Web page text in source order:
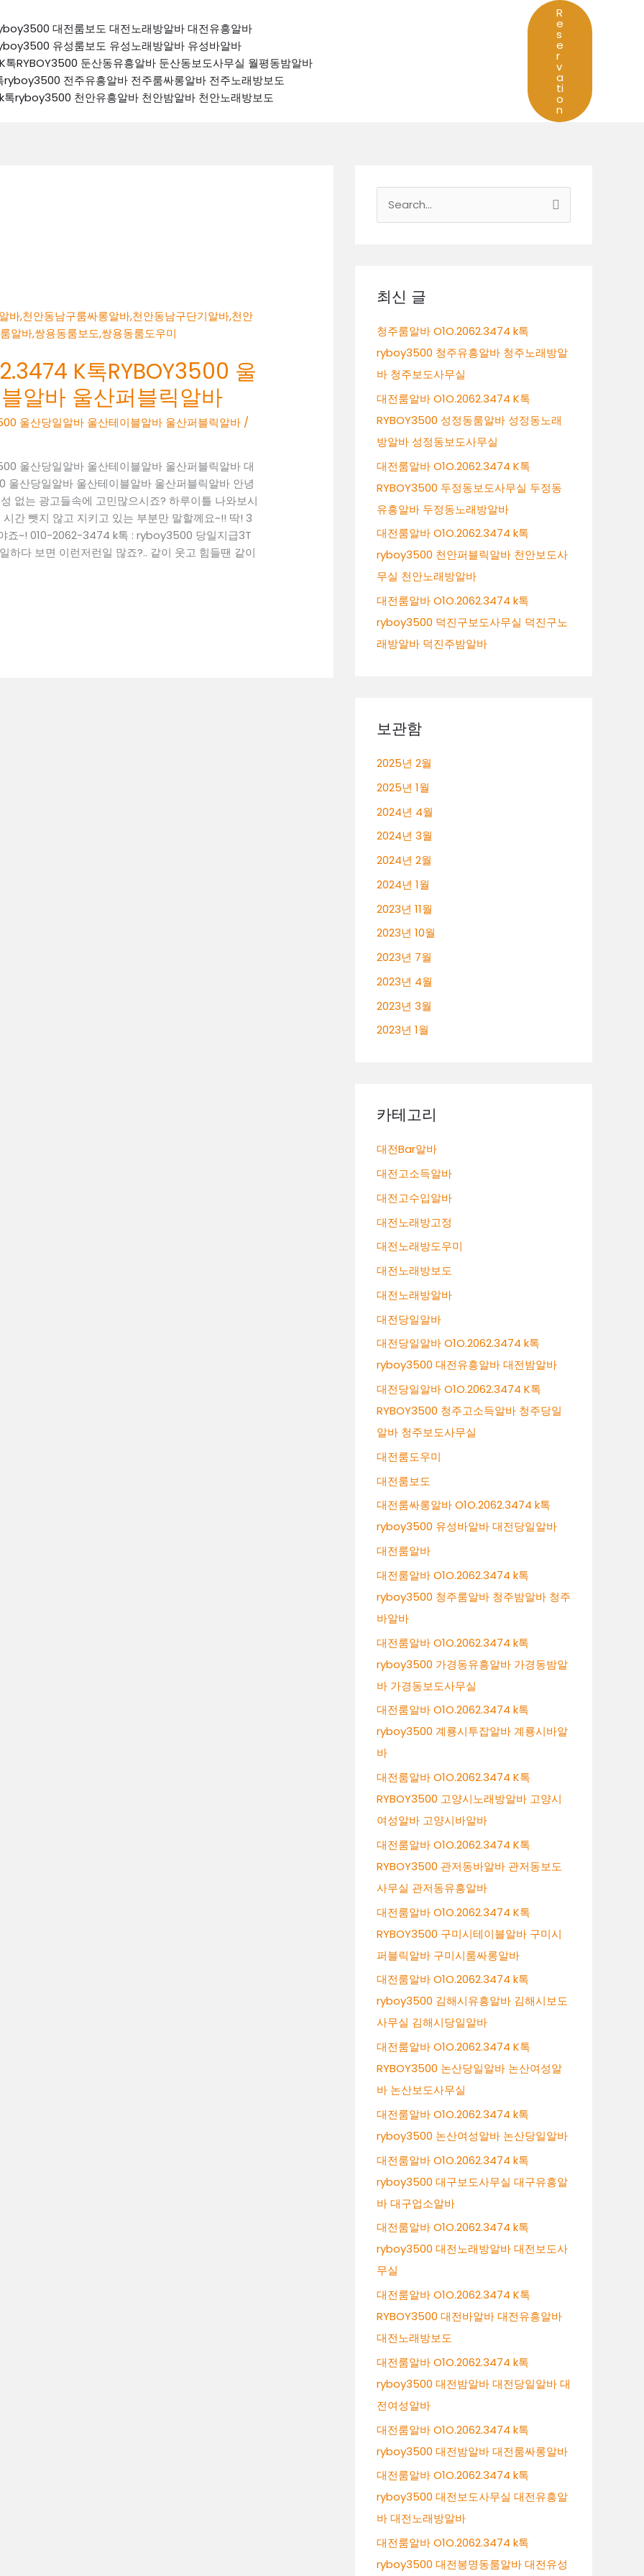
대전룸보도 대전노래방알바 대전유흥알바
유성룸보도 유성노래방알바 유성바알바
RYBOY3500 둔산동유흥알바 둔산동보도사무실 월평동밤알바
전주유흥알바 전주룸싸롱알바 전주노래방보도
ryboy3500 천안유흥알바 천안밤알바 천안노래방보도
R
e
s
e
r
v
a
ti
o
n
K톡RYBOY3500 울
알바 울산퍼블릭알바
울산당일알바 울산테이블알바 울산퍼블릭알바 /
울산당일알바 울산테이블알바 울산퍼블릭알바 대
울산당일알바 울산테이블알바 울산퍼블릭알바 안녕
없는 광고들속에 고민많으시죠? 하루이틀 나와보시
간 뺏지 않고 지키고 있는 부분만 말할께요~!! 딱! 3
죠~! 010-2062-3474 k톡 : ryboy3500 당일지급3T
하다 보면 이런저런일 많죠?.. 같이 웃고 힘들땐 같이
최신 글
청주룸알바 O1O.2062.3474 k톡
ryboy3500 청주유흥알바 청주노래방알
바 청주보도사무실
대전룸알바 O1O.2062.3474 K톡
RYBOY3500 성정동룸알바 성정동노래
방알바 성정동보도사무실
대전룸알바 O1O.2062.3474 K톡
RYBOY3500 두정동보도사무실 두정동
유흥알바 두정동노래방알바
대전룸알바 O1O.2062.3474 k톡
ryboy3500 천안퍼블릭알바 천안보도사
무실 천안노래방알바
대전룸알바 O1O.2062.3474 k톡
ryboy3500 덕진구보도사무실 덕진구노
래방알바 덕진주밤알바
보관함
2025년 2월
2025년 1월
2024년 4월
2024년 3월
2024년 2월
2024년 1월
2023년 11월
2023년 10월
2023년 7월
2023년 4월
2023년 3월
2023년 1월
카테고리
대전Bar알바
대전고소득알바
대전고수입알바
대전노래방고정
대전노래방도우미
대전노래방보도
대전노래방알바
대전당일알바
대전당일알바 O1O.2062.3474 k톡
ryboy3500 대전유흥알바 대전밤알바
대전당일알바 O1O.2062.3474 K톡
RYBOY3500 청주고소득알바 청주당일
알바 청주보도사무실
대전룸도우미
대전룸보도
대전룸싸롱알바 O1O.2062.3474 k톡
ryboy3500 유성바알바 대전당일알바
대전룸알바
대전룸알바 O1O.2062.3474 k톡
ryboy3500 청주룸알바 청주밤알바 청주
바알바
대전룸알바 O1O.2062.3474 k톡
ryboy3500 가경동유흥알바 가경동밤알
바 가경동보도사무실
대전룸알바 O1O.2062.3474 k톡
ryboy3500 계룡시투잡알바 계룡시바알
바
대전룸알바 O1O.2062.3474 K톡
RYBOY3500 고양시노래방알바 고양시
여성알바 고양시바알바
대전룸알바 O1O.2062.3474 K톡
RYBOY3500 관저동바알바 관저동보도
사무실 관저동유흥알바
대전룸알바 O1O.2062.3474 K톡
RYBOY3500 구미시테이블알바 구미시
퍼블릭알바 구미시룸싸롱알바
대전룸알바 O1O.2062.3474 k톡
ryboy3500 김해시유흥알바 김해시보도
사무실 김해시당일알바
대전룸알바 O1O.2062.3474 K톡
RYBOY3500 논산당일알바 논산여성알
바 논산보도사무실
대전룸알바 O1O.2062.3474 k톡
ryboy3500 논산여성알바 논산당일알바
대전룸알바 O1O.2062.3474 k톡
ryboy3500 대구보도사무실 대구유흥알
바 대구업소알바
대전룸알바 O1O.2062.3474 k톡
ryboy3500 대전노래방알바 대전보도사
무실
대전룸알바 O1O.2062.3474 K톡
RYBOY3500 대전바알바 대전유흥알바
대전노래방보도
대전룸알바 O1O.2062.3474 k톡
ryboy3500 대전밤알바 대전당일알바 대
전여성알바
대전룸알바 O1O.2062.3474 k톡
ryboy3500 대전밤알바 대전룸싸롱알바
대전룸알바 O1O.2062.3474 k톡
ryboy3500 대전보도사무실 대전유흥알
바 대전노래방알바
대전룸알바 O1O.2062.3474 k톡
ryboy3500 대전봉명동룸알바 대전유성